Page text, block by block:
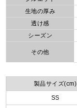
生地の厚み
透け感
シーズン
その他
製品サイズ(cm)
SS